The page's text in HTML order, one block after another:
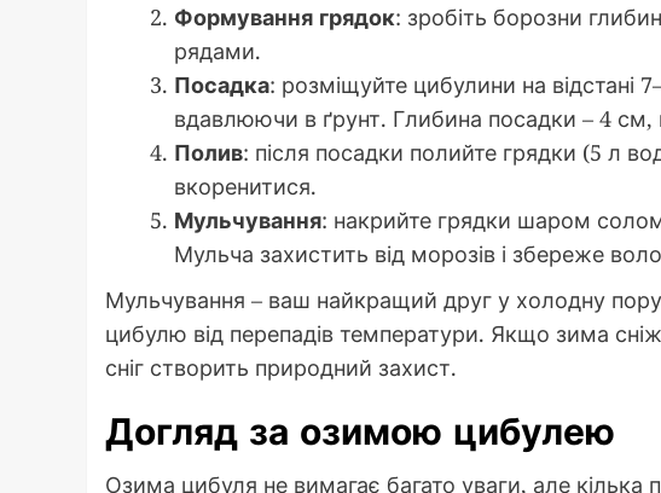
Формування грядок: зробіть борозни
рядами.
Посадка: розміщуйте цибулини на відстані
вдавлюючи в ґрунт. Глибина посадки – 4 см,
Полив: після посадки полийте грядки (5 л
вкоренитися.
Мульчування: накрийте грядки шаром
Мульча захистить від морозів і збереже
Мульчування – ваш найкращий друг у холодну
цибулю від перепадів температури. Якщо зима
сніг створить природний захист.
Догляд за озимою цибулею
Озима цибуля не вимагає багато уваги, але кілька